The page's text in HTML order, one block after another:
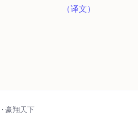
（译文）
· 豪翔天下